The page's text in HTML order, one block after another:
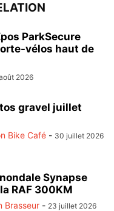
ParkSecure
vélos haut de
2026
gravel juillet
Bike Café - 30 juillet 2026
Synapse
RAF 300KM
Brasseur - 23 juillet 2026